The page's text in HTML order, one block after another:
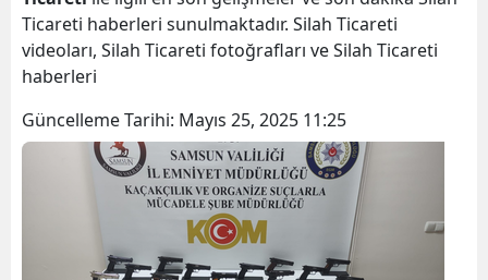
Balıkesir
Bitlis
Bolu
Burdur
Ticareti haberleri sunulmaktadır. Silah Ticareti
videoları, Silah Ticareti fotoğrafları ve Silah Ticareti
haberleri
Güncelleme Tarihi: Mayıs 25, 2025 11:25